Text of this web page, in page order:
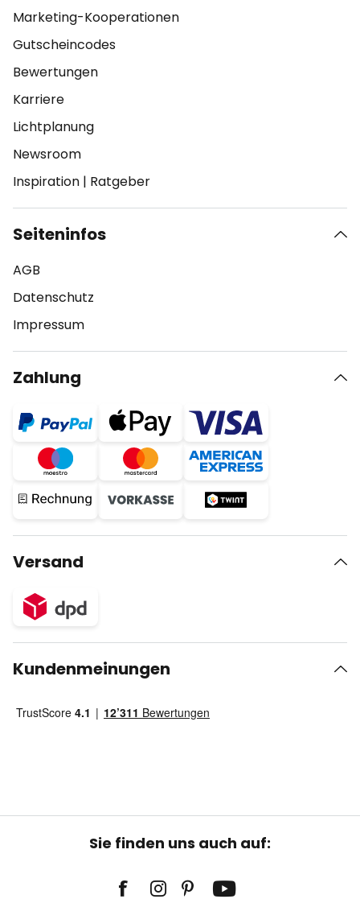
Marketing-Kooperationen
Gutscheincodes
Bewertungen
Karriere
Lichtplanung
Newsroom
Inspiration | Ratgeber
Seiteninfos
AGB
Datenschutz
Impressum
Zahlung
Versand
Kundenmeinungen
Sie finden uns auch auf: